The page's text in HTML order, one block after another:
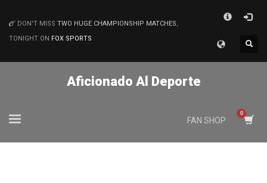
MATCHES
DON'T MISS TWO HUGE CHAMPIONSHIP MATCHES,
TONIGHT ON FOX SPORTS
Aficionado Al Deporte
FAN SHOP